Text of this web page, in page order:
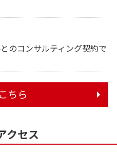
のコンサルティング契約で
ちら
クセス